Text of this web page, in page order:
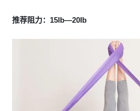
推荐阻力：15lb—20Ib